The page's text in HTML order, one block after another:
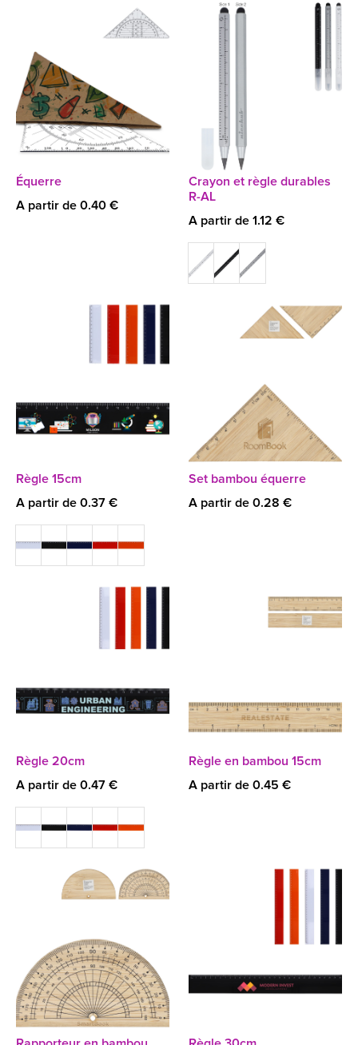
Équerre
A partir de 0.40 €
Crayon et règle durables
R-AL
A partir de 1.12 €
Règle 15cm
A partir de 0.37 €
Set bambou équerre
A partir de 0.28 €
Règle 20cm
A partir de 0.47 €
Règle en bambou 15cm
A partir de 0.45 €